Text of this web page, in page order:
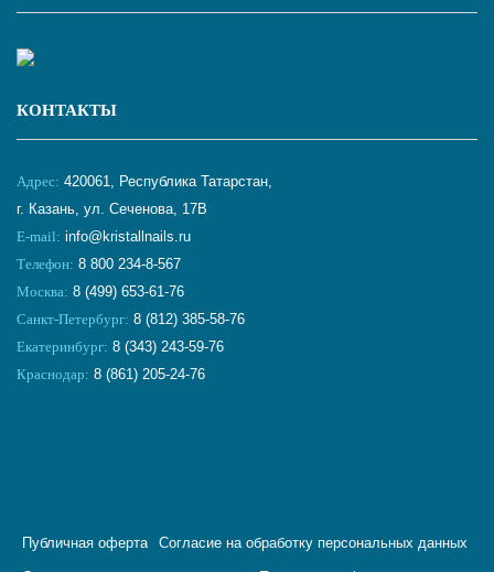
КОНТАКТЫ
Адрес: 420061, Республика Татарстан,
г. Казань, ул. Сеченова, 17В
E-mail: info@kristallnails.ru
Телефон: 8 800 234-8-567
Москва: 8 (499) 653-61-76
Санкт-Петербург: 8 (812) 385-58-76
Екатеринбург: 8 (343) 243-59-76
Краснодар: 8 (861) 205-24-76
Публичная оферта Согласие на обработку персональных данных